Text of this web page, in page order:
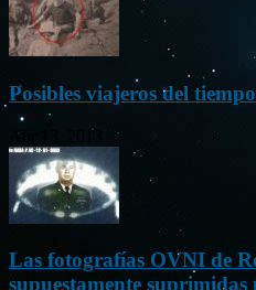
Posibles viajeros del
Abr 13, 2013
Las fotografías OVNI de
supuestamente